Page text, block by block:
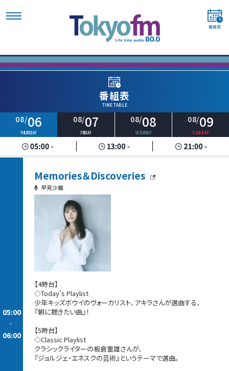
番組表
TIME TABLE
08/06
THURSDAY
08/07
FRIDAY
08/08
SATURDAY
08/09
SUNDAY
05:00
-
06:00
Memories＆Discoveries
早見沙織
【4時台】
◇Today's Playlist
少年キッズボウイのヴォーカリスト、アキラさんが選曲する、
『朝に聴きたい曲』！
【5時台】
◇Classic Playlist
クラシックライターの板倉重雄さんが、
『ジョルジェ・エネスクの芸術』というテーマで選曲。